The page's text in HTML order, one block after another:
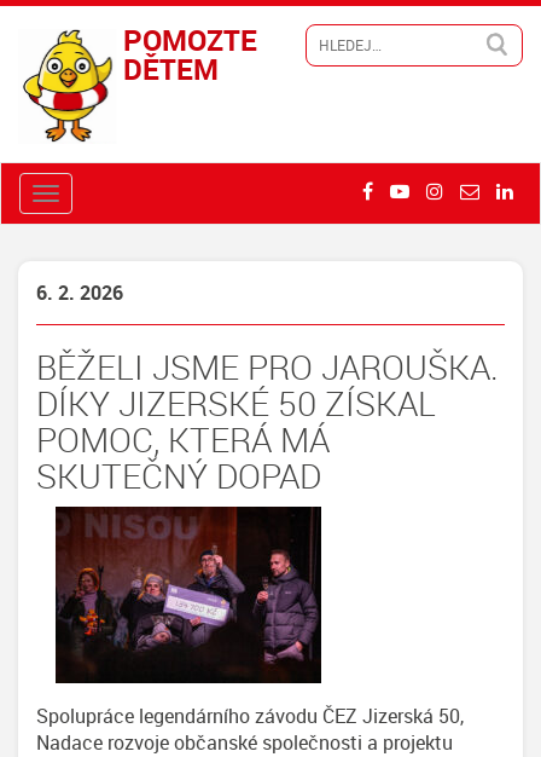
POMOZTE
DĚTEM
6. 2. 2026
BĚŽELI JSME PRO JAROUŠKA.
DÍKY JIZERSKÉ 50 ZÍSKAL
POMOC, KTERÁ MÁ
SKUTEČNÝ DOPAD
Spolupráce legendárního závodu ČEZ Jizerská 50,
Nadace rozvoje občanské společnosti a projektu